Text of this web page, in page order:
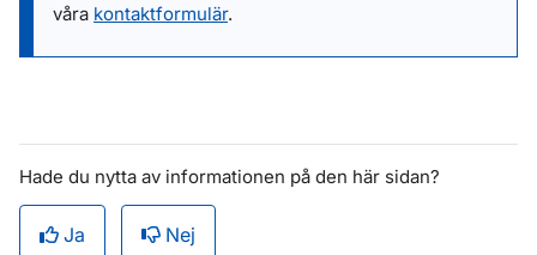
våra kontaktformulär.
Hade du nytta av informationen på den här sidan?
Ja Nej